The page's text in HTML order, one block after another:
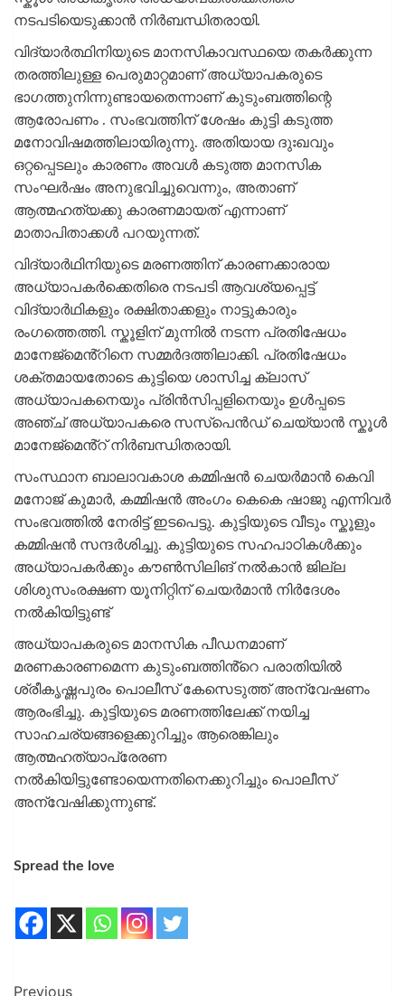
നടപടിയെടുക്കാൻ നിർബന്ധിതരായി.
വിദ്യാർത്ഥിനിയുടെ മാനസികാവസ്ഥയെ തകർക്കുന്ന
തരത്തിലുള്ള പെരുമാറ്റമാണ് അധ്യാപകരുടെ
ഭാഗത്തുനിന്നുണ്ടായതെന്നാണ് കുടുംബത്തിന്റെ
ആരോപണം . സംഭവത്തിന് ശേഷം കുട്ടി കടുത്ത
മനോവിഷമത്തിലായിരുന്നു. അതിയായ ദുഃഖവും
ഒറ്റപ്പെടലും കാരണം അവൾ കടുത്ത മാനസിക
സംഘർഷം അനുഭവിച്ചുവെന്നും, അതാണ്
ആത്മഹത്യക്കു കാരണമായത് എന്നാണ്
മാതാപിതാക്കൾ പറയുന്നത്.
വിദ്യാർഥിനിയുടെ മരണത്തിന് കാരണക്കാരായ
അധ്യാപകർക്കെതിരെ നടപടി ആവശ്യപ്പെട്ട്
വിദ്യാർഥികളും രക്ഷിതാക്കളും നാട്ടുകാരും
രംഗത്തെത്തി. സ്കൂളിന് മുന്നിൽ നടന്ന പ്രതിഷേധം
മാനേജ്മെൻ്റിനെ സമ്മർദത്തിലാക്കി. പ്രതിഷേധം
ശക്തമായതോടെ കുട്ടിയെ ശാസിച്ച ക്ലാസ്
അധ്യാപകനെയും പ്രിൻസിപ്പളിനെയും ഉൾപ്പടെ
അഞ്ച് അധ്യാപകരെ സസ്പെൻഡ് ചെയ്യാൻ സ്കൂൾ
മാനേജ്മെൻ്റ് നിർബന്ധിതരായി.
സംസ്ഥാന ബാലാവകാശ കമ്മിഷൻ ചെയർമാൻ കെവി
മനോജ് കുമാർ, കമ്മിഷൻ അംഗം കെകെ ഷാജു എന്നിവർ
സംഭവത്തിൽ നേരിട്ട് ഇടപെട്ടു. കുട്ടിയുടെ വീടും സ്കൂളും
കമ്മിഷൻ സന്ദർശിച്ചു. കുട്ടിയുടെ സഹപാഠികൾക്കും
അധ്യാപകർക്കും കൗൺസിലിങ് നൽകാൻ ജില്ല
ശിശുസംരക്ഷണ യൂനിറ്റിന് ചെയർമാൻ നിർദേശം
നൽകിയിട്ടുണ്ട്
അധ്യാപകരുടെ മാനസിക പീഡനമാണ്
മരണകാരണമെന്ന കുടുംബത്തിൻ്റെ പരാതിയിൽ
ശ്രീകൃഷ്ണപുരം പൊലീസ് കേസെടുത്ത് അന്വേഷണം
ആരംഭിച്ചു. കുട്ടിയുടെ മരണത്തിലേക്ക് നയിച്ച
സാഹചര്യങ്ങളെക്കുറിച്ചും ആരെങ്കിലും
ആത്മഹത്യാപ്രേരണ
നൽകിയിട്ടുണ്ടോയെന്നതിനെക്കുറിച്ചും പൊലീസ്
അന്വേഷിക്കുന്നുണ്ട്.
Spread the love
Previous